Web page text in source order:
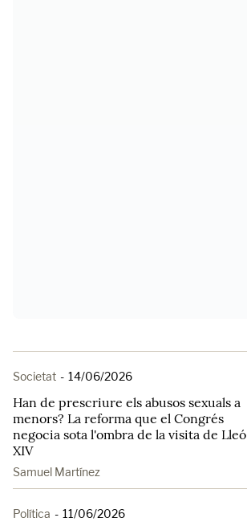
Societat - 14/06/2026
Han de prescriure els abusos sexuals a
menors? La reforma que el Congrés
negocia sota l'ombra de la visita de Lleó
XIV
Samuel Martínez
Política - 11/06/2026